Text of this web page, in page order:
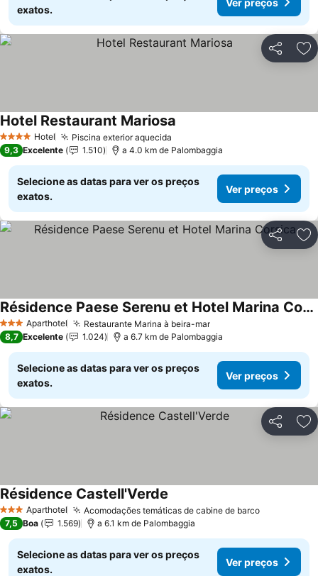
exatos.
Partilhar
4 EstrelasHotel Piscina exterior aquecida
Hotel Restaurant Mariosa
9,3 Excelente 1.510 a 4.0 km de Palombaggia
Selecione as datas para ver os preços
exatos.
Ver preços
Partilhar
3 EstrelasAparthotel Restaurante Marina à beira-marVer preços
Résidence Paese Serenu et Hotel Marina Corsica
Ver preços
8,7 Excelente 1.024 a 6.7 km de Palombaggia
Selecione as datas para ver os preços
exatos.
Ver preços
Partilhar
3 EstrelasAparthotel Acomodações temáticas de cabine de barcoVer preços
Résidence Castell'Verde
7,5 Boa 1.569 a 6.1 km de Palombaggia
Selecione as datas para ver os preços
exatos.
Ver preços